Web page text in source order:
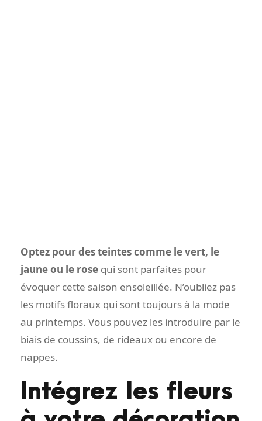
Optez pour des teintes comme le vert, le
jaune ou le rose qui sont parfaites pour
évoquer cette saison ensoleillée. N’oubliez pas
les motifs floraux qui sont toujours à la mode
au printemps. Vous pouvez les introduire par le
biais de coussins, de rideaux ou encore de
nappes.
Intégrez les fleurs